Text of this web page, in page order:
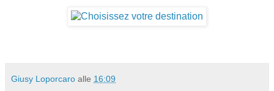
Giusy Loporcaro alle 16:09